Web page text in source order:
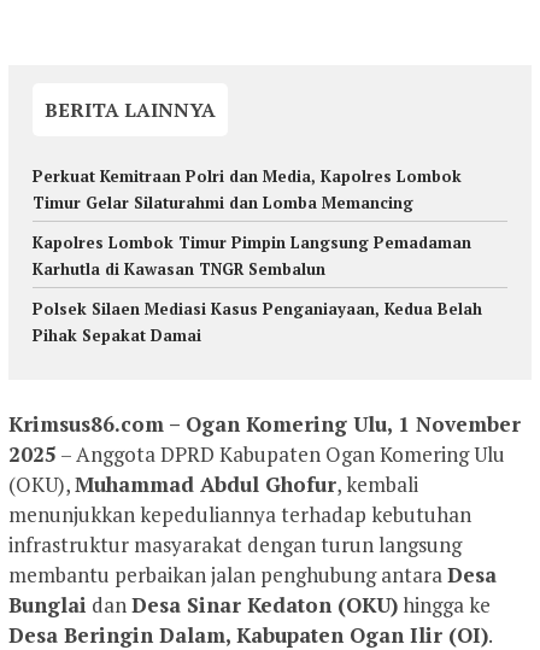
BERITA LAINNYA
Perkuat Kemitraan Polri dan Media, Kapolres Lombok
Timur Gelar Silaturahmi dan Lomba Memancing
Kapolres Lombok Timur Pimpin Langsung Pemadaman
Karhutla di Kawasan TNGR Sembalun
Polsek Silaen Mediasi Kasus Penganiayaan, Kedua Belah
Pihak Sepakat Damai
Krimsus86.com – Ogan Komering Ulu, 1 November
2025 – Anggota DPRD Kabupaten Ogan Komering Ulu
(OKU),Muhammad Abdul Ghofur, kembali
menunjukkan kepeduliannya terhadap kebutuhan
infrastruktur masyarakat dengan turun langsung
membantu perbaikan jalan penghubung antaraDesa
Bunglai danDesa Sinar Kedaton (OKU)hingga ke
Desa Beringin Dalam, Kabupaten Ogan Ilir (OI).